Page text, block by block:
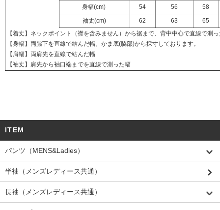
身幅(cm)
54 56
58
袖丈(cm)
62 63
65
【着丈】ネックポイント（襟を含みません）から裾まで、背中中心で直線で測
【身幅】両脇下を直線で結んだ幅。かま底(脇部)から採寸しております。
【肩幅】両肩先を直線で結んだ幅
【袖丈】肩先から袖口端までを直線で測った幅
ITEM
パンツ（MENS&Ladies）
半袖（メンズレディース共通）
長袖（メンズレディース共通）